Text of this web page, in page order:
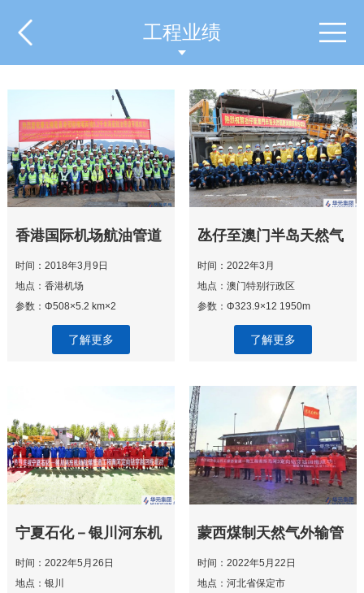
工程业绩
香港国际机场航油管道
工程两条5.2公里定向
钻穿越工程
时间：2018年3月9日
地点：香港机场
参数：Φ508×5.2 km×2
了解更多
氹仔至澳门半岛天然气
过海管道定向穿越工程
时间：2022年3月
地点：澳门特别行政区
参数：Φ323.9×12 1950m
了解更多
宁夏石化－银川河东机
场航煤管道工程
时间：2022年5月26日
地点：银川
蒙西煤制天然气外输管
道项目一期工程-南拒
马河3定向钻穿越工程
时间：2022年5月22日
地点：河北省保定市